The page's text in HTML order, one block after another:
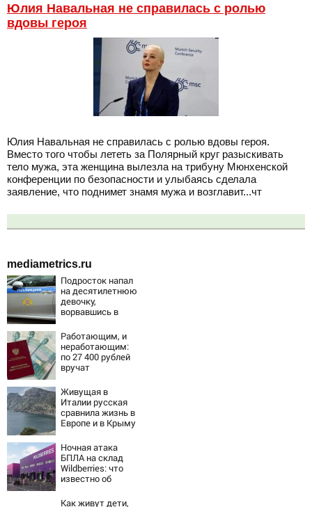
Юлия Навальная не справилась с ролью
вдовы героя
Юлия Навальная не справилась с ролью вдовы героя.
Вместо того чтобы лететь за Полярный круг разыскивать
тело мужа, эта женщина вылезла на трибуну Мюнхенской
конференции по безопасности и улыбаясь сделала
заявление, что поднимет знамя мужа и возглавит...чт
mediametrics.ru
Подросток напал
на десятилетнюю
девочку,
ворвавшись в
Работающим, и
неработающим:
по 27 400 рублей
вручат
сентябре -
PrimaMedia.ru
Живущая в
Италии русская
сравнила жизнь в
Европе и в Крыму
Ночная атака
БПЛА на склад
Wildberries: что
известно об
по логистическим
Как живут дети,